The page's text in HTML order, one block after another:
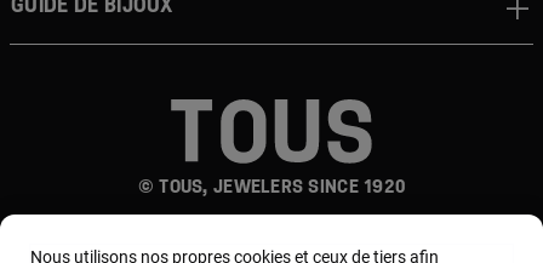
© TOUS, JEWELERS SINCE 1920
Guide de bijoux
Nous utilisons nos propres cookies et ceux de tiers afin